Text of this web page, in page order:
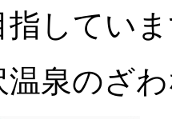
指してい
泉のざ